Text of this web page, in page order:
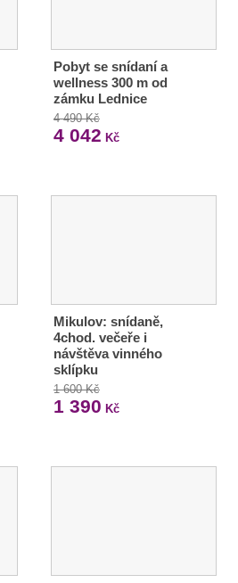
Pobyt se snídaní a
wellness 300 m od
zámku Lednice
4 490 Kč
4 042 Kč
Mikulov: snídaně,
4chod. večeře i
návštěva vinného
sklípku
1 600 Kč
1 390 Kč